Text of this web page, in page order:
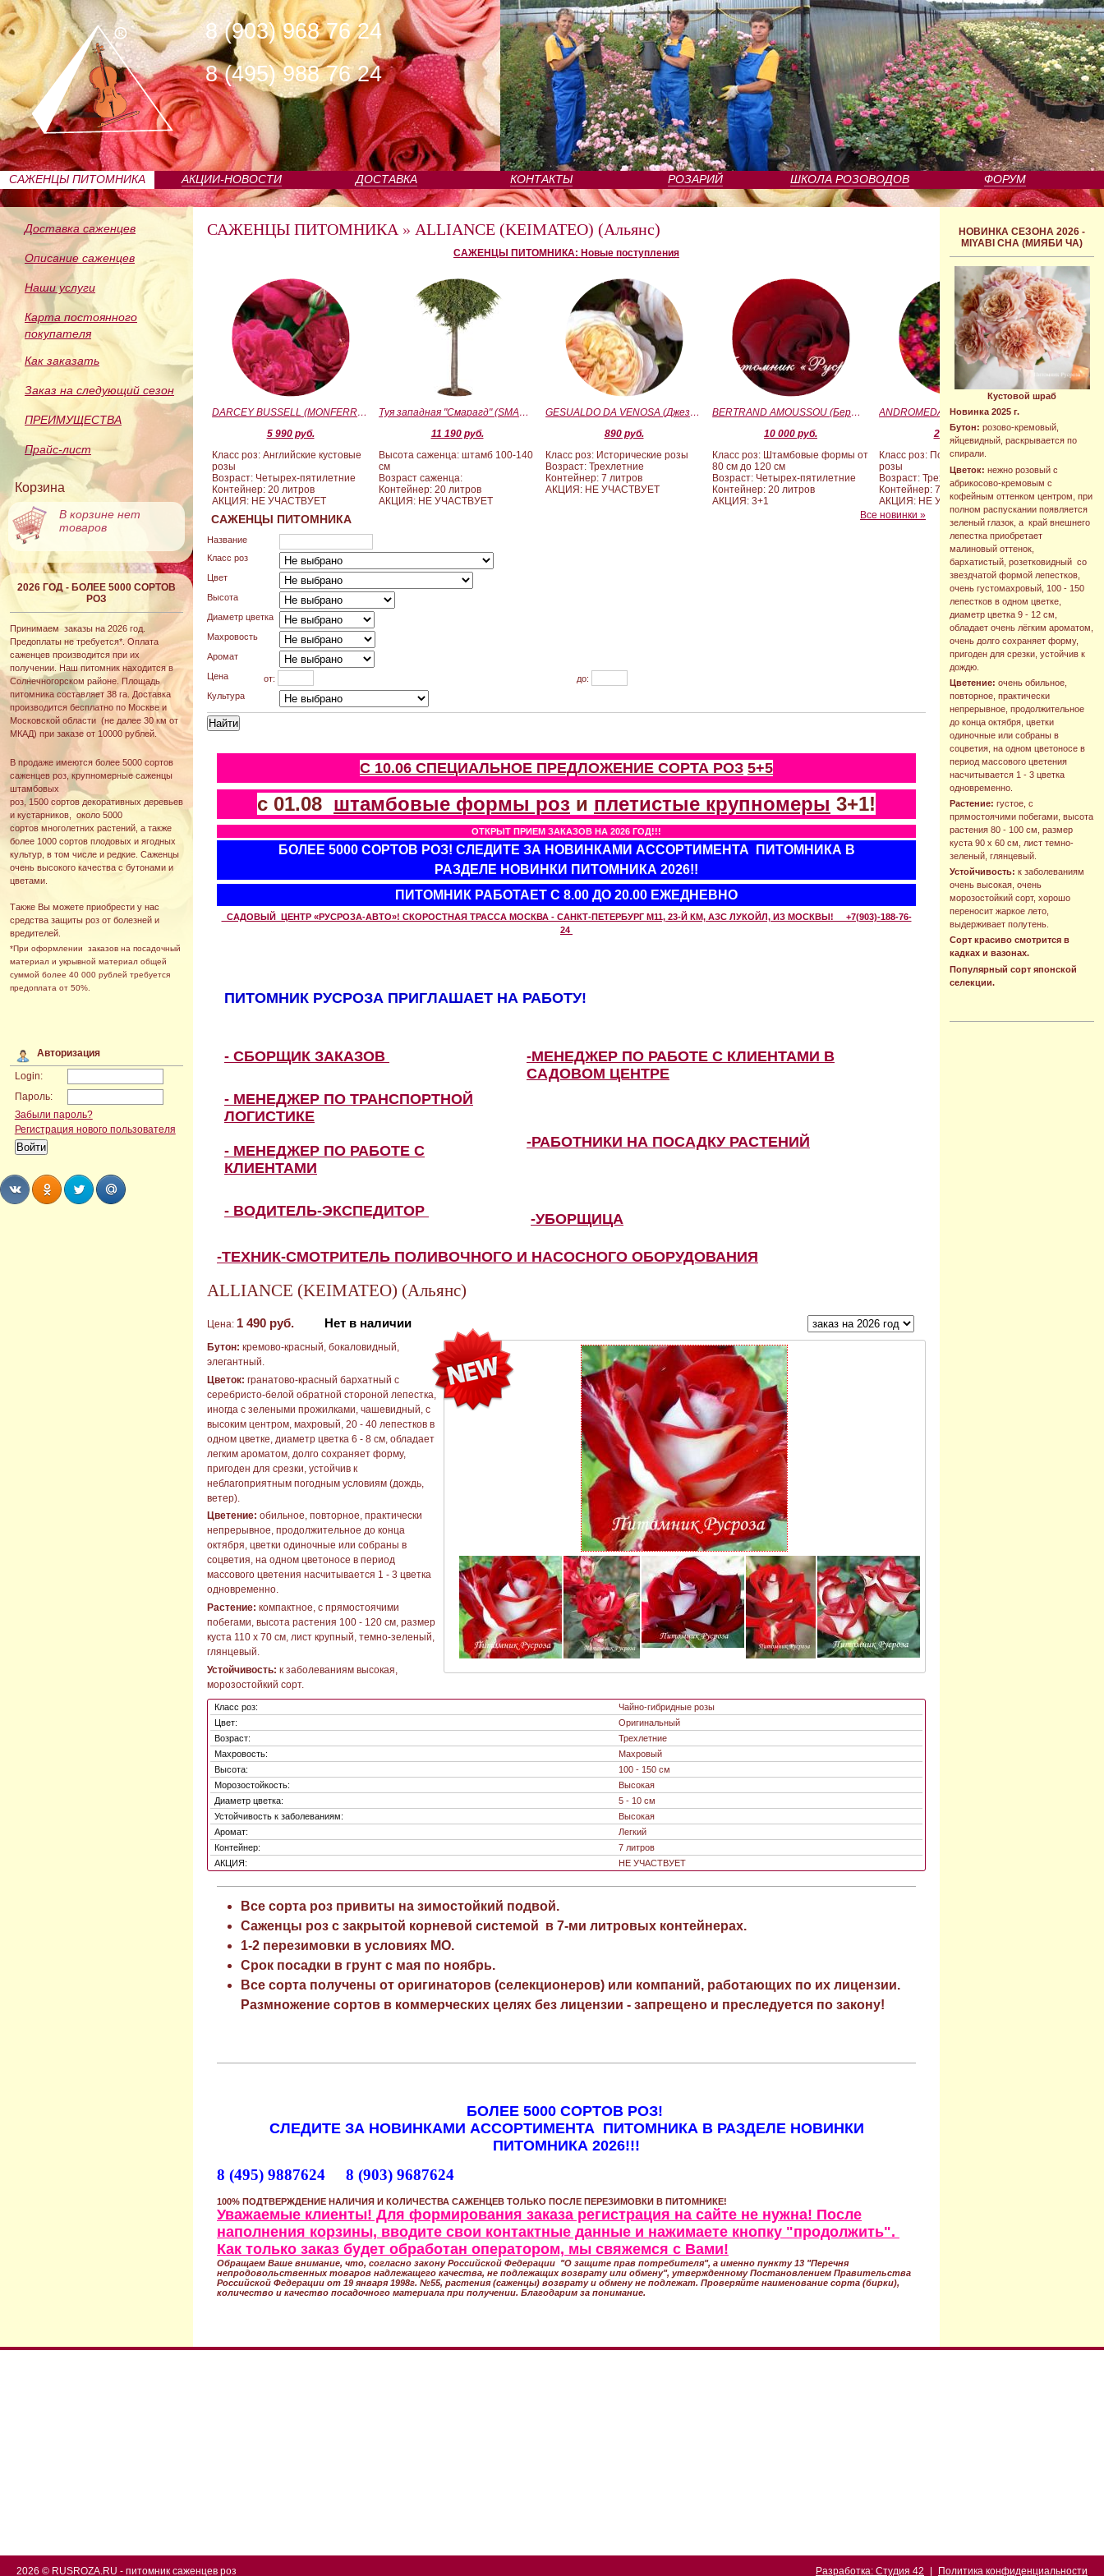
8 (903) 968 76 24
8 (495) 988 76 24
САЖЕНЦЫ ПИТОМНИКА АКЦИИ-НОВОСТИ ДОСТАВКА КОНТАКТЫ РОЗАРИЙ ШКОЛА РОЗОВОДОВ ФОРУМ
Доставка саженцев
Описание саженцев
Наши услуги
Карта постоянного
покупателя
Как заказать
Заказ на следующий сезон
ПРЕИМУЩЕСТВА
Прайс-лист
Корзина
В корзине нет
товаров
2026 ГОД - БОЛЕЕ 5000 СОРТОВ
РОЗ
Принимаем заказы на 2026 год.
Предоплаты не требуется*. Оплата
саженцев производится при их
получении. Наш питомник находится в
Солнечногорском районе. Площадь
питомника составляет 38 га. Доставка
производится бесплатно по Москве и
Московской области (не далее 30 км от
МКАД) при заказе от 10000 рублей.
В продаже имеются более 5000 сортов
саженцев роз, крупномерные саженцы
штамбовых
роз, 1500 сортов декоративных деревьев
и кустарников, около 5000
сортов многолетних растений, а также
более 1000 сортов плодовых и ягодных
культур, в том числе и редкие. Саженцы
очень высокого качества с бутонами и
цветами.
Также Вы можете приобрести у нас
средства защиты роз от болезней и
вредителей.
*При оформлении заказов на посадочный
материал и укрывной материал общей
суммой более 40 000 рублей требуется
предоплата от 50%.
Авторизация
Login:
Пароль:
Забыли пароль?
Регистрация нового пользователя
НОВИНКА СЕЗОНА 2026 -
MIYABI CHA (МИЯБИ ЧА)
Кустовой шраб
Новинка 2025 г.
Бутон: розово-кремовый,
яйцевидный, раскрывается по
спирали.
Цветок: нежно розовый с
абрикосово-кремовым с
кофейным оттенком центром, при
полном распускании появляется
зеленый глазок, а край внешнего
лепестка приобретает
малиновый оттенок,
бархатистый, розетковидный со
звездчатой формой лепестков,
очень густомахровый, 100 - 150
лепестков в одном цветке,
диаметр цветка 9 - 12 см,
обладает очень лёгким ароматом,
очень долго сохраняет форму,
пригоден для срезки, устойчив к
дождю.
Цветение: очень обильное,
повторное, практически
непрерывное, продолжительное
до конца октября, цветки
одиночные или собраны в
соцветия, на одном цветоносе в
период массового цветения
насчитывается 1 - 3 цветка
одновременно.
Растение: густое, с
прямостоячими побегами, высота
растения 80 - 100 см, размер
куста 90 х 60 см, лист темно-
зеленый, глянцевый.
Устойчивость: к заболеваниям
очень высокая, очень
морозостойкий сорт, хорошо
переносит жаркое лето,
выдерживает полутень.
Сорт красиво смотрится в
кадках и вазонах.
Популярный сорт японской
селекции.
САЖЕНЦЫ ПИТОМНИКА » ALLIANCE (KEIMATEO) (Альянс)
САЖЕНЦЫ ПИТОМНИКА: Новые поступления
DARCEY BUSSELL (MONFERRATO) (Дарси Басл)
5 990 руб.
Класс роз: Английские кустовые
розы
Возраст: Четырех-пятилетние
Контейнер: 20 литров
АКЦИЯ: НЕ УЧАСТВУЕТ
Туя западная "Смарагд" (SMARAGD) ШТАМБ 100-140
11 190 руб.
Высота саженца: штамб 100-140
см
Возраст саженца:
Контейнер: 20 литров
АКЦИЯ: НЕ УЧАСТВУЕТ
GESUALDO DA VENOSA (Джезуальдо Ди Веноза)
890 руб.
Класс роз: Исторические розы
Возраст: Трехлетние
Контейнер: 7 литров
АКЦИЯ: НЕ УЧАСТВУЕТ
BERTRAND AMOUSSOU (Бертран Амуссу)
10 000 руб.
Класс роз: Штамбовые формы от
80 см до 120 см
Возраст: Четырех-пятилетние
Контейнер: 20 литров
АКЦИЯ: 3+1
2 090 руб.
Класс роз: Почвопокровные
розы
Возраст: Трехлетние
Контейнер: 7 литров
АКЦИЯ: НЕ УЧАСТВУЕТ
Все новинки »
САЖЕНЦЫ ПИТОМНИКА
Название
Класс роз
Цвет
Высота
Диаметр цветка
Махровость
Аромат
Цена
от:
до:
Культура
С 10.06 СПЕЦИАЛЬНОЕ ПРЕДЛОЖЕНИЕ СОРТА РОЗ 5+5
с 01.08 штамбовые формы роз и плетистые крупномеры 3+1!
ОТКРЫТ ПРИЕМ ЗАКАЗОВ НА 2026 ГОД!!!
БОЛЕЕ 5000 СОРТОВ РОЗ! СЛЕДИТЕ ЗА НОВИНКАМИ АССОРТИМЕНТА ПИТОМНИКА В
РАЗДЕЛЕ НОВИНКИ ПИТОМНИКА 2026!!
ПИТОМНИК РАБОТАЕТ С 8.00 ДО 20.00 ЕЖЕДНЕВНО
САДОВЫЙ ЦЕНТР «РУСРОЗА-АВТО»! СКОРОСТНАЯ ТРАССА МОСКВА - САНКТ-ПЕТЕРБУРГ М11, 23-Й КМ, АЗС ЛУКОЙЛ, ИЗ МОСКВЫ! +7(903)-188-76-
24
ПИТОМНИК РУСРОЗА ПРИГЛАШАЕТ НА РАБОТУ!
- СБОРЩИК ЗАКАЗОВ
-МЕНЕДЖЕР ПО РАБОТЕ С КЛИЕНТАМИ В
САДОВОМ ЦЕНТРЕ
- МЕНЕДЖЕР ПО ТРАНСПОРТНОЙ
ЛОГИСТИКЕ
- МЕНЕДЖЕР ПО РАБОТЕ С
КЛИЕНТАМИ
-РАБОТНИКИ НА ПОСАДКУ РАСТЕНИЙ
- ВОДИТЕЛЬ-ЭКСПЕДИТОР -УБОРЩИЦА
-ТЕХНИК-СМОТРИТЕЛЬ ПОЛИВОЧНОГО И НАСОСНОГО ОБОРУДОВАНИЯ
ALLIANCE (KEIMATEO) (Альянс)
Цена: 1 490 руб. Нет в наличии
Бутон: кремово-красный, бокаловидный,
элегантный.
Цветок: гранатово-красный бархатный с
серебристо-белой обратной стороной лепестка,
иногда с зелеными прожилками, чашевидный, с
высоким центром, махровый, 20 - 40 лепестков в
одном цветке, диаметр цветка 6 - 8 см, обладает
легким ароматом, долго сохраняет форму,
пригоден для срезки, устойчив к
неблагоприятным погодным условиям (дождь,
ветер).
Цветение: обильное, повторное, практически
непрерывное, продолжительное до конца
октября, цветки одиночные или собраны в
соцветия, на одном цветоносе в период
массового цветения насчитывается 1 - 3 цветка
одновременно.
Растение: компактное, с прямостоячими
побегами, высота растения 100 - 120 см, размер
куста 110 х 70 см, лист крупный, темно-зеленый,
глянцевый.
Устойчивость: к заболеваниям высокая,
морозостойкий сорт.
Класс роз:
Чайно-гибридные розы
Цвет:
Оригинальный
Возраст:
Трехлетние
Махровость:
Махровый
Высота:
100 - 150 см
Морозостойкость:
Высокая
Диаметр цветка:
5 - 10 см
Устойчивость к заболеваниям:
Высокая
Аромат:
Легкий
Контейнер:
7 литров
АКЦИЯ:
НЕ УЧАСТВУЕТ
Все сорта роз привиты на зимостойкий подвой.
Саженцы роз с закрытой корневой системой в 7-ми литровых контейнерах.
1-2 перезимовки в условиях МО.
Срок посадки в грунт с мая по ноябрь.
Все сорта получены от оригинаторов (селекционеров) или компаний, работающих по их лицензии.
Размножение сортов в коммерческих целях без лицензии - запрещено и преследуется по закону!
БОЛЕЕ 5000 СОРТОВ РОЗ!
СЛЕДИТЕ ЗА НОВИНКАМИ АССОРТИМЕНТА ПИТОМНИКА В РАЗДЕЛЕ НОВИНКИ
ПИТОМНИКА 2026!!!
8 (495) 9887624 8 (903) 9687624
100% ПОДТВЕРЖДЕНИЕ НАЛИЧИЯ И КОЛИЧЕСТВА САЖЕНЦЕВ ТОЛЬКО ПОСЛЕ ПЕРЕЗИМОВКИ В ПИТОМНИКЕ!
Уважаемые клиенты! Для формирования заказа регистрация на сайте не нужна! После
наполнения корзины, вводите свои контактные данные и нажимаете кнопку "продолжить".
Как только заказ будет обработан оператором, мы свяжемся с Вами!
Обращаем Ваше внимание, что, согласно закону Российской Федерации "О защите прав потребителя", а именно пункту 13 "Перечня
непродовольственных товаров надлежащего качества, не подлежащих возврату или обмену", утвержденному Постановлением Правительства
Российской Федерации от 19 января 1998г. №55, растения (саженцы) возврату и обмену не подлежат. Проверяйте наименование сорта (бирки),
количество и качество посадочного материала при получении. Благодарим за понимание.
2026 © RUSROZA.RU - питомник саженцев роз Разработка: Студия 42 Политика конфиденциальности